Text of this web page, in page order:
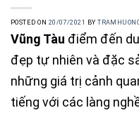
POSTED ON 20/07/2021 BY
Vũng Tàu điểm đến
đẹp tự nhiên và đặc
những giá trị cảnh
tiếng với các làng